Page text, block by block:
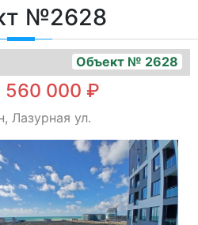
№2628
Объект № 2628
560 000 ₽
Лазурная ул.